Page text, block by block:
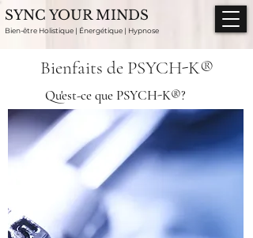
Bien-être Holistique | Énergétique | Hypnose
SYNC YOUR MINDS
Bienfaits de PSYCH-K®
Qu'est-ce que PSYCH-K®?